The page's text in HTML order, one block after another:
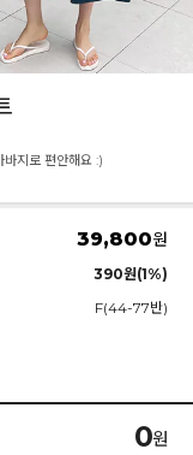
지로 편안해요 :)
39,800원
390원(1%)
F(44-77반)
0원